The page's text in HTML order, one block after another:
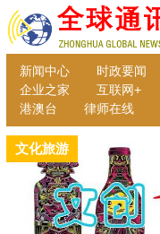
新闻中心 时政要闻
企业之家
互联网+
港澳台
律师在线
文化旅游